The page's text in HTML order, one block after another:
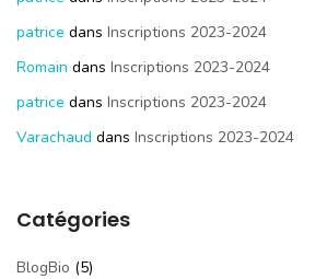
patrice dans Inscriptions 2023-2024
Romain dans Inscriptions 2023-2024
patrice dans Inscriptions 2023-2024
Varachaud dans Inscriptions 2023-2024
Catégories
BlogBio (5)